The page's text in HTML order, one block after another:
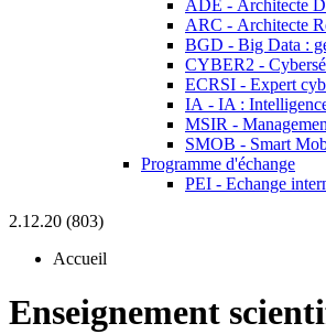
ADE - Architecte
ARC - Architecte
BGD - Big Data :
CYBER2 -
ECRSI - Expert
IA - IA :
MSIR -
SMOB - Smart
Programme d'échange
PEI - Echange
2.12.20 (803)
Accueil
Enseignement